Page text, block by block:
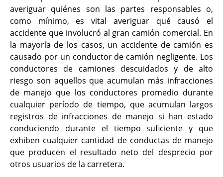
averiguar quiénes son las partes responsables o,
como mínimo, es vital averiguar qué causó el
accidente que involucró al gran camión comercial. En
la mayoría de los casos, un accidente de camión es
causado por un conductor de camión negligente. Los
conductores de camiones descuidados y de alto
riesgo son aquellos que acumulan más infracciones
de manejo que los conductores promedio durante
cualquier período de tiempo, que acumulan largos
registros de infracciones de manejo si han estado
conduciendo durante el tiempo suficiente y que
exhiben cualquier cantidad de conductas de manejo
que producen el resultado neto del desprecio por
otros usuarios de la carretera.